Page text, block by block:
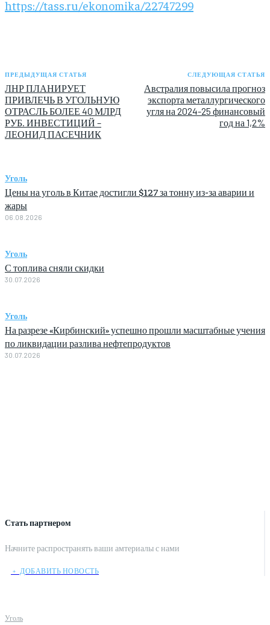
Стать партнером
Начните распространять ваши амтериалы с нами
﹢ ДОБАВИТЬ НОВОСТЬ
Уголь
https://tass.ru/ekonomika/22747299
ПРЕДЫДУЩАЯ СТАТЬЯ
ЛНР ПЛАНИРУЕТ
ПРИВЛЕЧЬ В УГОЛЬНУЮ
ОТРАСЛЬ БОЛЕЕ 40 МЛРД
РУБ. ИНВЕСТИЦИЙ –
ЛЕОНИД ПАСЕЧНИК
СЛЕДУЮЩАЯ СТАТЬЯ
Австралия повысила прогноз
экспорта металлургического
угля на 2024-25 финансовый
год на 1,2%
Уголь
Цены на уголь в Китае достигли $127 за тонну из-за аварии и
жары
06.08.2026
Уголь
С топлива сняли скидки
30.07.2026
Уголь
На разрезе «Кирбинский» успешно прошли масштабные учения
по ликвидации разлива нефтепродуктов
30.07.2026